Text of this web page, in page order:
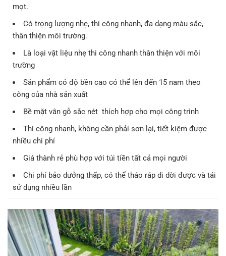
mọt.
Có trọng lượng nhẹ, thi công nhanh, đa dạng màu sắc,
thân thiện môi trường.
Là loại vật liệu nhẹ thi công nhanh thân thiện với môi
trường
Sản phẩm có độ bền cao có thể lên đến 15 nam theo
công của nhà sản xuất
Bề mặt vân gỗ sắc nét thích hợp cho mọi công trình
Thi công nhanh, không cần phải sơn lại, tiết kiệm được
nhiều chi phí
Giá thành rẻ phù hợp với túi tiền tất cả mọi người
Chi phí bảo dưởng thấp, có thể tháo ráp di dời được và tái
sử dụng nhiều lần